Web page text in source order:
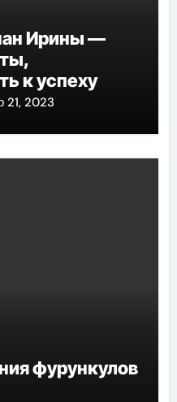
Ирины —
к успеху
21, 2023
фурункулов